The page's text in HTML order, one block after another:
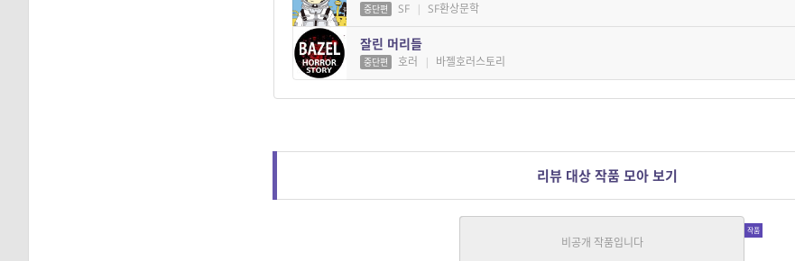
중단편 SF | SF환상문학
잘린 머리들
중단편 호러 | 바젤호러스토리
리뷰 대상 작품 모아 보기
엄마 아빠가 사랑해서 나를 낳았어요
SF, 호러 | 정엘2